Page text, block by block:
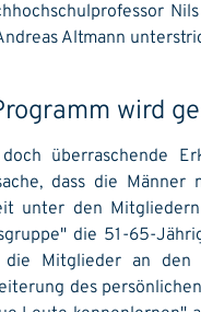
Altmann
wird
überraschende
dass die Männer
unter den
die 51-65-
die Mitglieder an den
des